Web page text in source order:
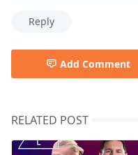
Reply
Add Comment
RELATED POST